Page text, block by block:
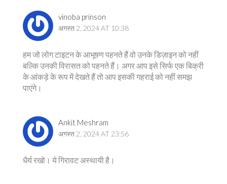
vinoba prinson
अगस्त 2, 2024 AT 10:38
हम जो लोग टाइटन के आभूषण पहनते हैं वो उनके डिज़ाइन को नहीं
बल्कि उनकी विरासत को पहनते हैं। अगर आप इसे सिर्फ एक बिक्री
के आंकड़े के रूप में देखते हैं तो आप इसकी गहराई को नहीं समझ
पाएंगे।
Ankit Meshram
अगस्त 2, 2024 AT 23:56
धैर्य रखो। ये गिरावट अस्थायी है।